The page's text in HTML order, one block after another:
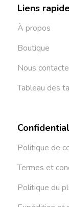
Liens
À propos
Boutique
Nous
Tableau des
Politique de
Termes et
Politique du